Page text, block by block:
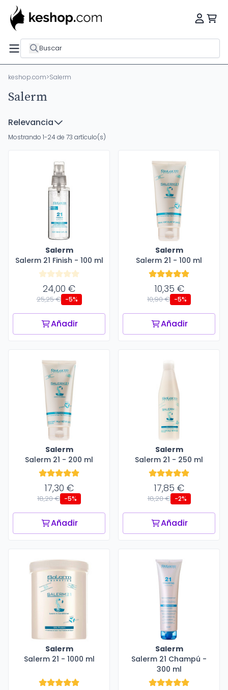
Buscar
keshop.com>Salerm
Salerm
Relevancia
Mostrando 1-24 de 73 artículo(s)
Salerm
Salerm 21 Finish - 100 ml
24,00 €
25,25 € -5%
Añadir
Salerm
Salerm 21 - 100 ml
10,35 €
10,90 € -5%
Añadir
Salerm
Salerm 21 - 200 ml
17,30 €
18,20 € -5%
Añadir
Salerm
Salerm 21 - 250 ml
17,85 €
18,20 € -2%
Añadir
Salerm
Salerm 21 - 1000 ml
Salerm
Salerm 21 Champú -
300 ml